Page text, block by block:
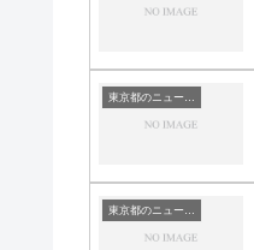
東京都のニュース一覧
東京都のニュース一覧